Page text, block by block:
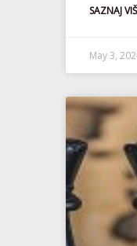
SAZNAJ
May 3,